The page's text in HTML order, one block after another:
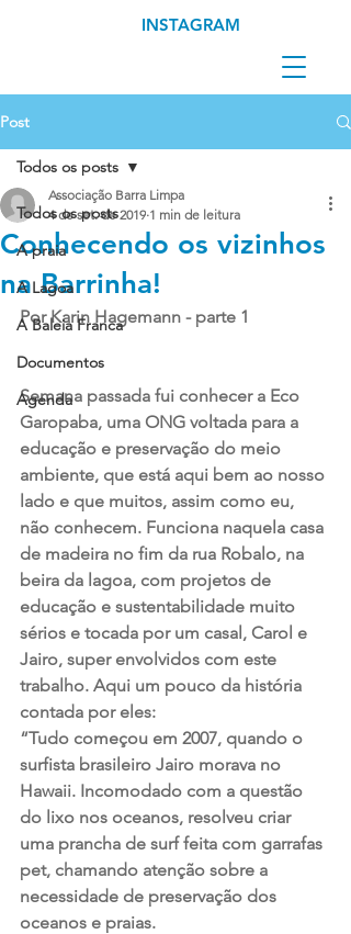
INSTAGRAM
Post
Todos os posts
A praia
A Lagoa
A Baleia Franca
Documentos
Agenda
Todos os posts
Conhecendo os vizinhos
na Barrinha!
Associação Barra Limpa
4 de set. de 2019 1 min de leitura
Por Karin Hagemann - parte 1
Semana passada fui conhecer a Eco
Garopaba, uma ONG voltada para a
educação e preservação do meio
ambiente, que está aqui bem ao nosso
lado e que muitos, assim como eu,
não conhecem. Funciona naquela casa
de madeira no fim da rua Robalo, na
beira da lagoa, com projetos de
educação e sustentabilidade muito
sérios e tocada por um casal, Carol e
Jairo, super envolvidos com este
trabalho. Aqui um pouco da história
contada por eles:
“Tudo começou em 2007, quando o
surfista brasileiro Jairo morava no
Hawaii. Incomodado com a questão
do lixo nos oceanos, resolveu criar
uma prancha de surf feita com garrafas
pet, chamando atenção sobre a
necessidade de preservação dos
oceanos e praias.